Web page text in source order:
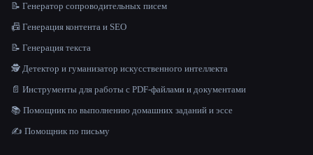
📝 Генератор сопроводительных писем
📠 Генерация контента и SEO
📝 Генерация текста
🕵️ Детектор и гуманизатор искусственного интеллекта
📄 Инструменты для работы с PDF-файлами и документами
📚 Помощник по выполнению домашних заданий и эссе
✍️ Помощник по письму